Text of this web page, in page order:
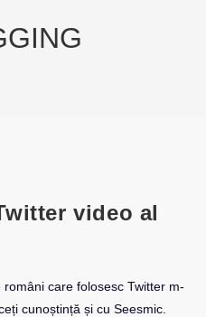
video al
care folosesc Twitter m-
cunoștință și cu Seesmic.